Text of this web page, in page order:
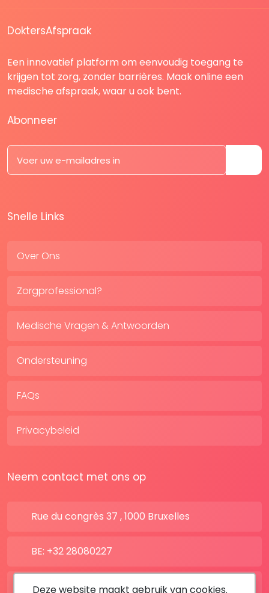
DoktersAfspraak
Een innovatief platform om eenvoudig toegang te
krijgen tot zorg, zonder barrières. Maak online een
medische afspraak, waar u ook bent.
Abonneer
Snelle Links
Over Ons
Zorgprofessional?
Medische Vragen & Antwoorden
Ondersteuning
FAQs
Privacybeleid
Neem contact met ons op
Rue du congrès 37 , 1000 Bruxelles
BE: +32 28080227
FR: +33 183642895
Deze website maakt gebruik van cookies.